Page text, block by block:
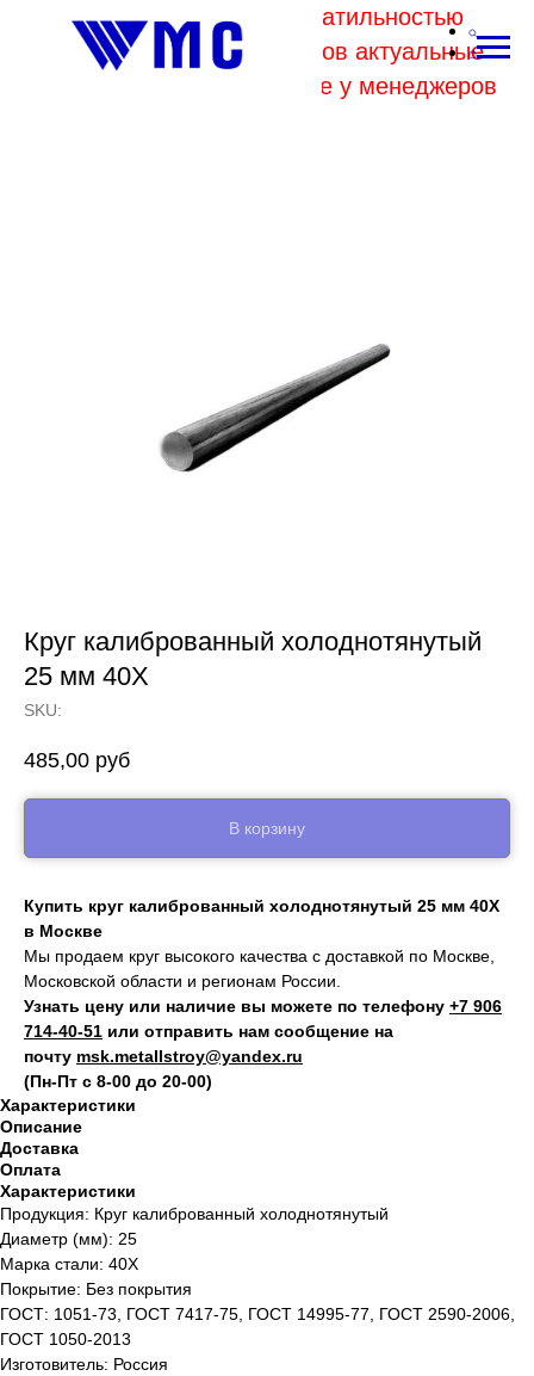
В связи с высокой волатильностью
отпускных цен комбинатов актуальные
цены на металл уточняйте у менеджеров
Круг калиброванный холоднотянутый
25 мм 40Х
SKU:
485,00 руб
В корзину
Купить круг калиброванный холоднотянутый 25 мм 40Х
в Москве
Мы продаем круг высокого качества с доставкой по Москве,
Московской области и регионам России.
Узнать цену или наличие вы можете по телефону +7 906
714‑40-51 или отправить нам сообщение на
почту msk.metallstroy@yandex.ru
(Пн-Пт с 8-00 до 20-00)
Характеристики
Описание
Доставка
Оплата
Характеристики
Продукция: Круг калиброванный холоднотянутый
Диаметр (мм): 25
Марка стали: 40Х
Покрытие: Без покрытия
ГОСТ: 1051-73, ГОСТ 7417-75, ГОСТ 14995-77, ГОСТ 2590-2006,
ГОСТ 1050-2013
Изготовитель: Россия